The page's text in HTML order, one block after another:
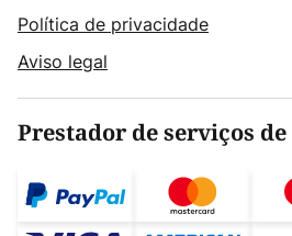
Política de privacidade
Aviso legal
Prestador de serviços